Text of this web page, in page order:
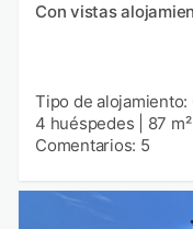
Con vistas
Tipo de alojamiento:
4 huéspedes
87 m²
Comentarios: 5